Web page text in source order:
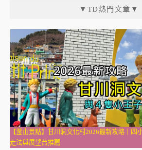
▼TD熱門文章▼
【釜山景點】甘川洞文化村2026最新攻略｜四
走法與展望台推薦